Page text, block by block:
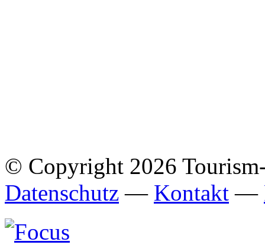
© Copyright 2026
Datenschutz — Kontakt —